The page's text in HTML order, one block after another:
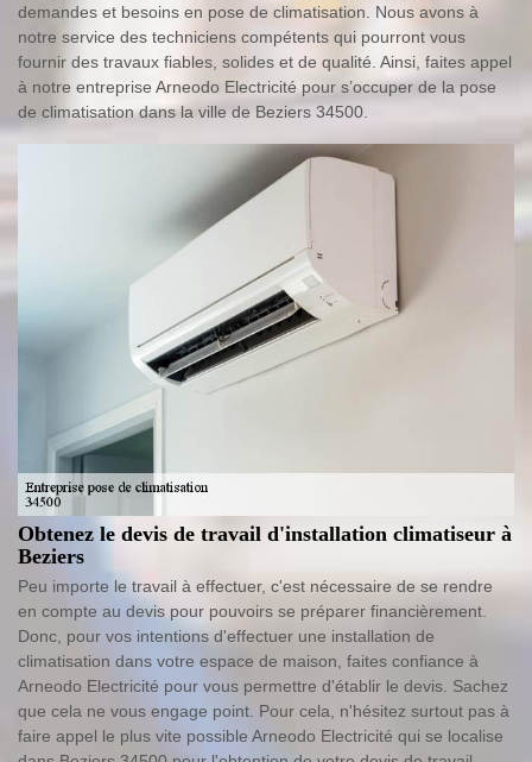
demandes et besoins en pose de climatisation. Nous avons à
notre service des techniciens compétents qui pourront vous
fournir des travaux fiables, solides et de qualité. Ainsi, faites appel
à notre entreprise Arneodo Electricité pour s’occuper de la pose
de climatisation dans la ville de Beziers 34500.
Obtenez le devis de travail d'installation climatiseur à
Beziers
Peu importe le travail à effectuer, c'est nécessaire de se rendre
en compte au devis pour pouvoirs se préparer financièrement.
Donc, pour vos intentions d'effectuer une installation de
climatisation dans votre espace de maison, faites confiance à
Arneodo Electricité pour vous permettre d'établir le devis. Sachez
que cela ne vous engage point. Pour cela, n'hésitez surtout pas à
faire appel le plus vite possible Arneodo Electricité qui se localise